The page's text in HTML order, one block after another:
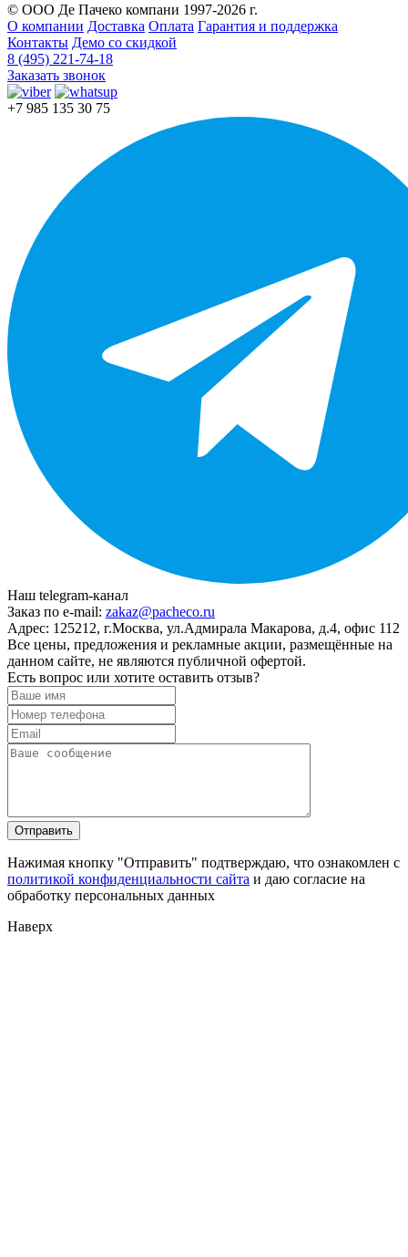
© ООО Де Пачеко компани 1997-2026 г.
О компании Доставка Оплата Гарантия и поддержка
Контакты Демо со скидкой
8 (495) 221-74-18
Заказать звонок
+7 985 135 30 75
Наш telegram-канал
Заказ по e-mail: zakaz@pacheco.ru
Адрес: 125212, г.Москва, ул.Адмирала Макарова, д.4, офис 112
Все цены, предложения и рекламные акции, размещённые на
данном сайте, не являются публичной офертой.
Есть вопрос или хотите оставить отзыв?
Нажимая кнопку "Отправить" подтверждаю, что ознакомлен с
политикой конфиденциальности сайта и даю согласие на
обработку персональных данных
Наверх